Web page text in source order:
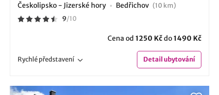
Českolipsko - Jizerské hory Bedřichov (10 km)
9/10
Cena od 1250 Kčdo1490 Kč
Rychlépředstavení Detailubytování